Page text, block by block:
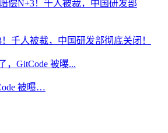
千人被裁，中国研发部彻底关闭！
被曝…